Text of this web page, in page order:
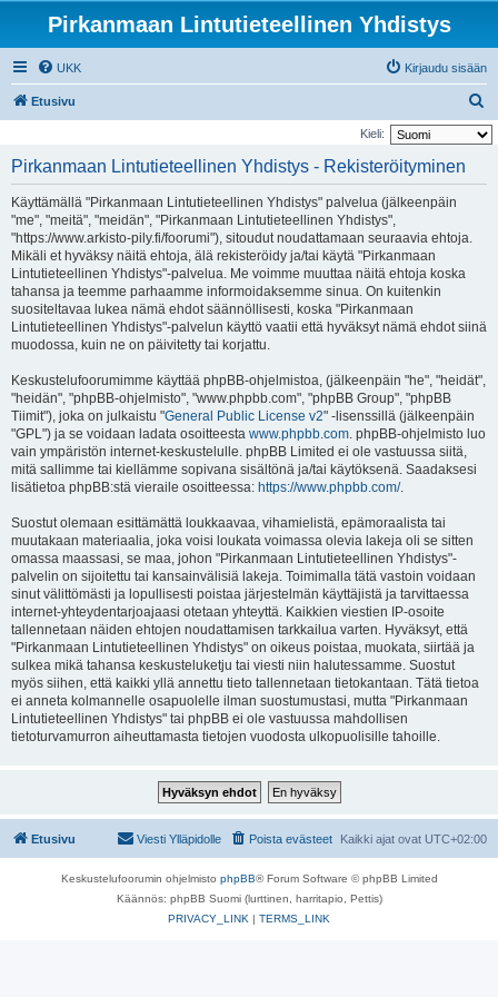
Pirkanmaan Lintutieteellinen Yhdistys
UKK Kirjaudu sisään
Etusivu
t
Kieli:
Pirkanmaan Lintutieteellinen Yhdistys - Rekisteröityminen
Käyttämällä "Pirkanmaan Lintutieteellinen Yhdistys" palvelua (jälkeenpäin
"me", "meitä", "meidän", "Pirkanmaan Lintutieteellinen Yhdistys",
"https://www.arkisto-pily.fi/foorumi"), sitoudut noudattamaan seuraavia ehtoja.
Mikäli et hyväksy näitä ehtoja, älä rekisteröidy ja/tai käytä "Pirkanmaan
Lintutieteellinen Yhdistys"-palvelua. Me voimme muuttaa näitä ehtoja koska
tahansa ja teemme parhaamme informoidaksemme sinua. On kuitenkin
suositeltavaa lukea nämä ehdot säännöllisesti, koska "Pirkanmaan
Lintutieteellinen Yhdistys"-palvelun käyttö vaatii että hyväksyt nämä ehdot siinä
muodossa, kuin ne on päivitetty tai korjattu.
Keskustelufoorumimme käyttää phpBB-ohjelmistoa, (jälkeenpäin "he", "heidät",
"heidän", "phpBB-ohjelmisto", "www.phpbb.com", "phpBB Group", "phpBB
Tiimit"), joka on julkaistu "General Public License v2" -lisenssillä (jälkeenpäin
"GPL") ja se voidaan ladata osoitteesta www.phpbb.com. phpBB-ohjelmisto luo
vain ympäristön internet-keskustelulle. phpBB Limited ei ole vastuussa siitä,
mitä sallimme tai kiellämme sopivana sisältönä ja/tai käytöksenä. Saadaksesi
lisätietoa phpBB:stä vieraile osoitteessa: https://www.phpbb.com/.
Suostut olemaan esittämättä loukkaavaa, vihamielistä, epämoraalista tai
muutakaan materiaalia, joka voisi loukata voimassa olevia lakeja oli se sitten
omassa maassasi, se maa, johon "Pirkanmaan Lintutieteellinen Yhdistys"-
palvelin on sijoitettu tai kansainvälisiä lakeja. Toimimalla tätä vastoin voidaan
sinut välittömästi ja lopullisesti poistaa järjestelmän käyttäjistä ja tarvittaessa
internet-yhteydentarjoajaasi otetaan yhteyttä. Kaikkien viestien IP-osoite
tallennetaan näiden ehtojen noudattamisen tarkkailua varten. Hyväksyt, että
"Pirkanmaan Lintutieteellinen Yhdistys" on oikeus poistaa, muokata, siirtää ja
sulkea mikä tahansa keskusteluketju tai viesti niin halutessamme. Suostut
myös siihen, että kaikki yllä annettu tieto tallennetaan tietokantaan. Tätä tietoa
ei anneta kolmannelle osapuolelle ilman suostumustasi, mutta "Pirkanmaan
Lintutieteellinen Yhdistys" tai phpBB ei ole vastuussa mahdollisen
tietoturvamurron aiheuttamasta tietojen vuodosta ulkopuolisille tahoille.
Etusivu Kaikki ajat ovat UTC+02:00
Poista evästeet
Viesti Ylläpidolle
Keskustelufoorumin ohjelmisto phpBB® Forum Software © phpBB Limited
Käännös: phpBB Suomi (lurttinen, harritapio, Pettis)
PRIVACY_LINK | TERMS_LINK